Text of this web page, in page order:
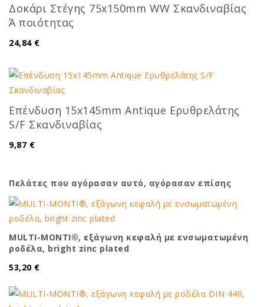
Δοκάρι Στέγης 75x150mm WW Σκανδιναβίας
Ά ποιότητας
24,84 €
Επένδυση 15x145mm Antique Ερυθρελάτης
S/F Σκανδιναβίας
9,87 €
Πελάτες που αγόρασαν αυτό, αγόρασαν επίσης
MULTI-MONTI®, εξάγωνη κεφαλή με ενσωματωμένη
ροδέλα, bright zinc plated
53,20 €